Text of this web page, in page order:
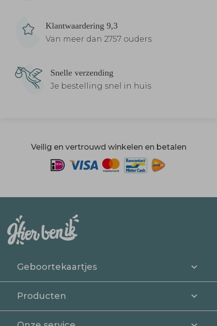
Klantwaardering 9,3
Van meer dan 2757 ouders
Snelle verzending
Je bestelling snel in huis
Veilig en vertrouwd winkelen en betalen
Geboortekaartjes
Producten